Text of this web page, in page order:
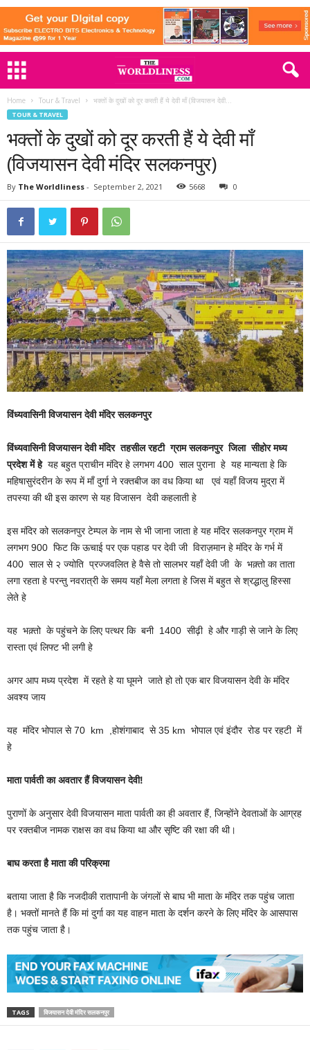
Home Tour & Travel भक्तों के दुखों को दूर करती हैं ये देवी माँ (विजयासन देवी...
TOUR & TRAVEL
भक्तों के दुखों को दूर करती हैं ये देवी माँ
(विजयासन देवी मंदिर सलकनपुर)
By The Worldliness - September 2, 2021 5668 0
विंध्यवासिनी विजयासन देवी मंदिर सलकनपुर
विंध्यवासिनी विजयासन देवी मंदिर तहसील रहटी ग्राम सलकनपुर जिला सीहोर मध्य
प्रदेश में हेयह बहुत प्राचीन मंदिर हे लगभग 400 साल पुराना हे यह मान्यता हे कि
महिषासुरंदरीन के रूप में माँ दुर्गा ने रक्तबीज का वध किया था एवं यहाँ विजय मुद्रा में
तपस्या की थी इस कारण से यह विजासन देवी कहलाती हे
इस मंदिर को सलकनपुर टेम्पल के नाम से भी जाना जाता हे यह मंदिर सलकनपुर ग्राम में
लगभग 900 फिट कि ऊचाई पर एक पहाड पर देवी जी विराज़मान हे मंदिर के गर्भ में
400 साल से २ ज्योति प्रज्जवलित हे वैसे तो सालभर यहाँ देवी जी के भक़्तो का ताता
लगा रहता हे परन्तु नवरात्री के समय यहाँ मेला लगता हे जिस में बहुत से श्रद्धालु हिस्सा
लेते हे
यह भक़्तो के पहुंचने के लिए पत्थर कि बनी 1400 सीढ़ी हे और गाड़ी से जाने के लिए
रास्ता एवं लिफ्ट भी लगी हे
अगर आप मध्य प्रदेश में रहते हे या घूमने जाते हो तो एक बार विजयासन देवी के मंदिर
अवश्य जाय
यह मंदिर भोपाल से 70 km ,होशंगाबाद से 35 km भोपाल एवं इंदौर रोड पर रहटी में
हे
माता पार्वती का अवतार हैं विजयासन देवी!
पुराणों के अनुसार देवी विजयासन माता पार्वती का ही अवतार हैं, जिन्होंने देवताओं के आग्रह
पर रक्तबीज नामक राक्षस का वध किया था और सृष्टि की रक्षा की थी।
बाघ करता है माता की परिक्रमा
बताया जाता है कि नजदीकी रातापानी के जंगलों से बाघ भी माता के मंदिर तक पहुंच जाता
है। भक्तों मानते हैं कि मां दुर्गा का यह वाहन माता के दर्शन करने के लिए मंदिर के आसपास
तक पहुंच जाता है।
TAGS विजयासन देवी मंदिर सलकनपुर